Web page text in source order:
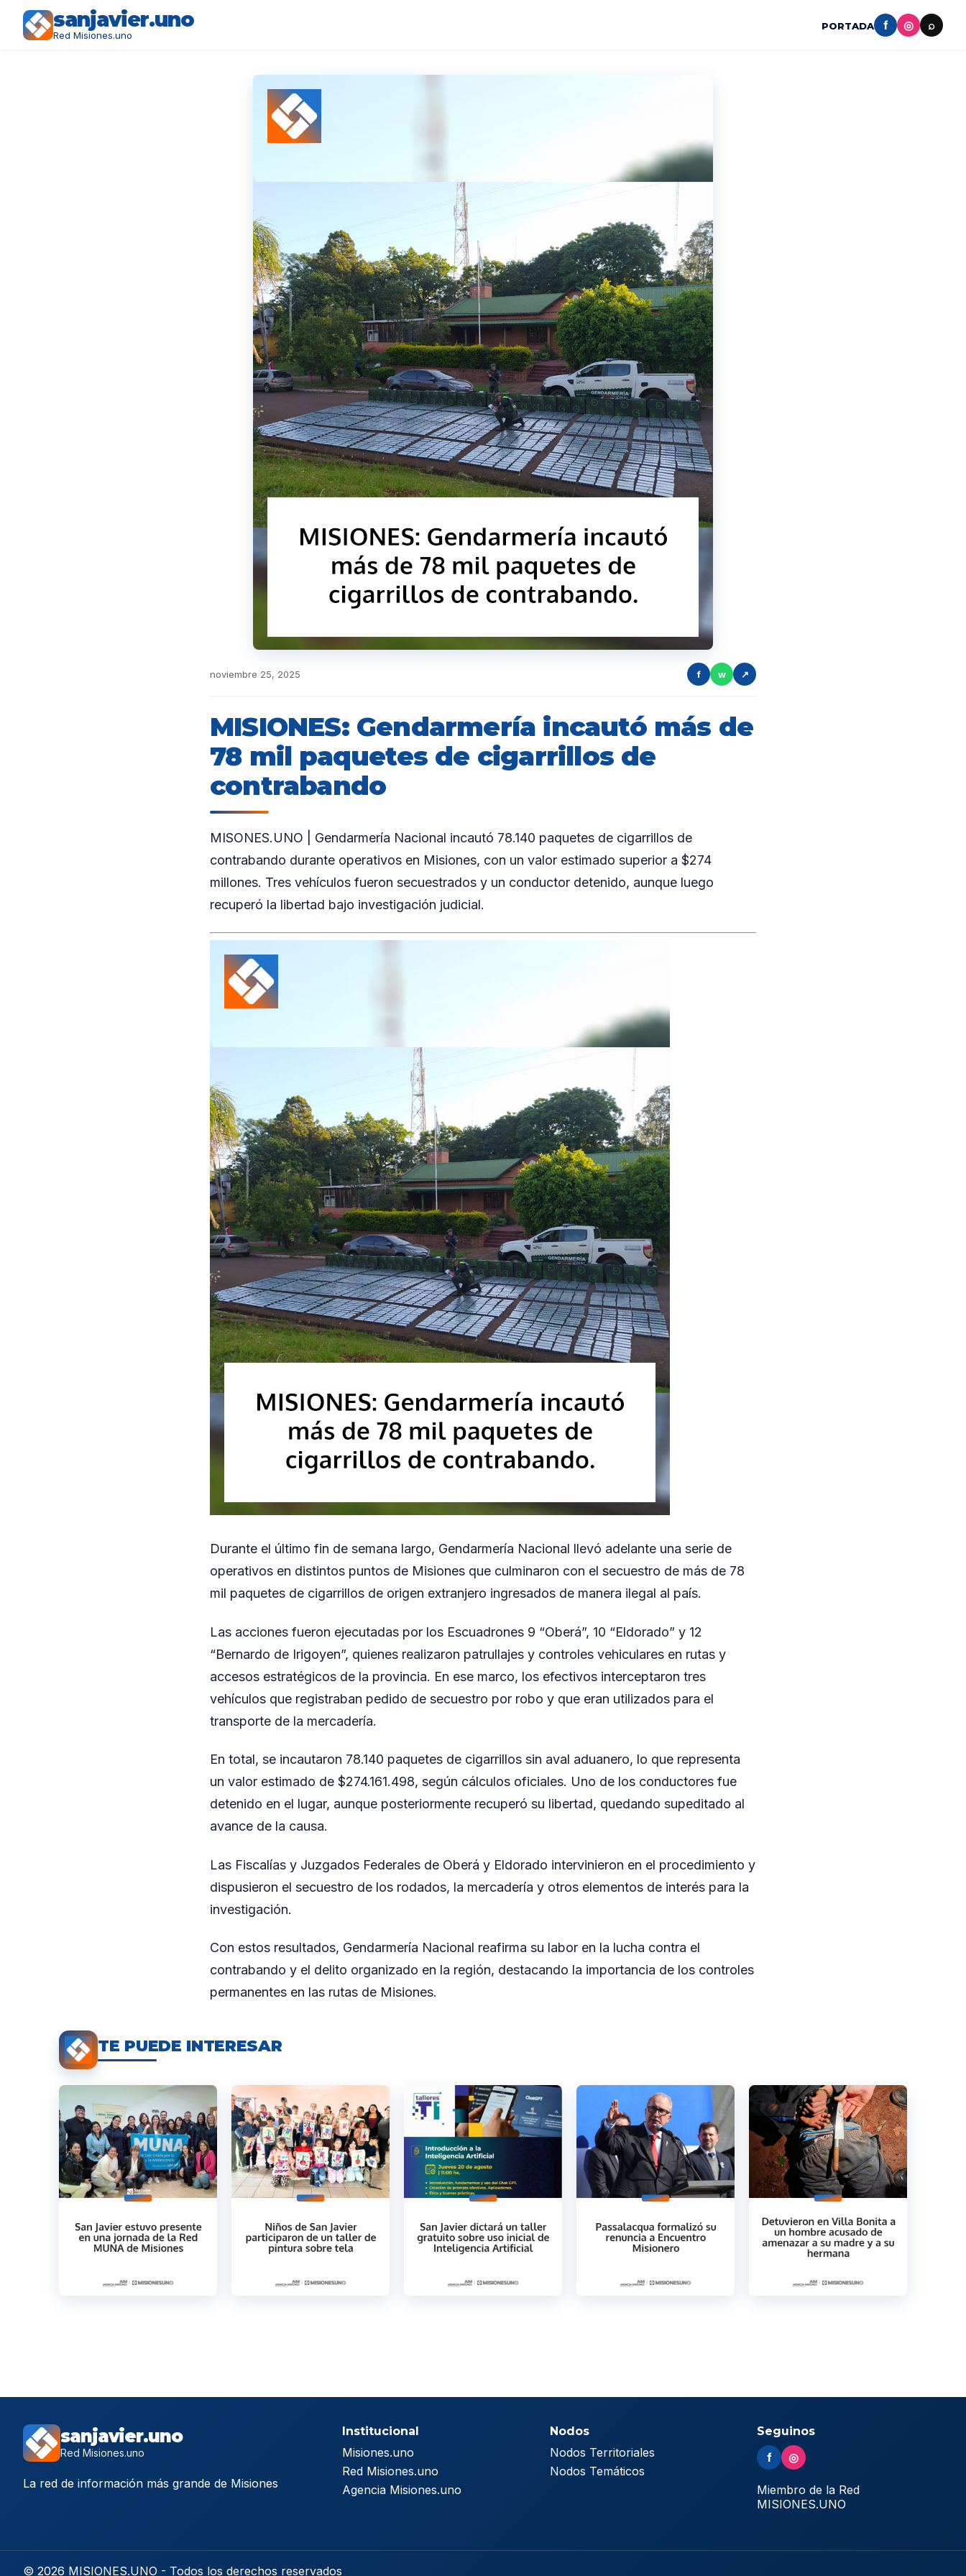
sanjavier.uno
Red Misiones.uno
PORTADA f ◎ ⌕
noviembre 25, 2025 f w ↗
MISIONES: Gendarmería incautó más de
78 mil paquetes de cigarrillos de
contrabando
MISONES.UNO | Gendarmería Nacional incautó 78.140 paquetes de cigarrillos de
contrabando durante operativos en Misiones, con un valor estimado superior a $274
millones. Tres vehículos fueron secuestrados y un conductor detenido, aunque luego
recuperó la libertad bajo investigación judicial.
Durante el último fin de semana largo, Gendarmería Nacional llevó adelante una serie de
operativos en distintos puntos de Misiones que culminaron con el secuestro de más de 78
mil paquetes de cigarrillos de origen extranjero ingresados de manera ilegal al país.
Las acciones fueron ejecutadas por los Escuadrones 9 “Oberá”, 10 “Eldorado” y 12
“Bernardo de Irigoyen”, quienes realizaron patrullajes y controles vehiculares en rutas y
accesos estratégicos de la provincia. En ese marco, los efectivos interceptaron tres
vehículos que registraban pedido de secuestro por robo y que eran utilizados para el
transporte de la mercadería.
En total, se incautaron 78.140 paquetes de cigarrillos sin aval aduanero, lo que representa
un valor estimado de $274.161.498, según cálculos oficiales. Uno de los conductores fue
detenido en el lugar, aunque posteriormente recuperó su libertad, quedando supeditado al
avance de la causa.
Las Fiscalías y Juzgados Federales de Oberá y Eldorado intervinieron en el procedimiento y
dispusieron el secuestro de los rodados, la mercadería y otros elementos de interés para la
investigación.
Con estos resultados, Gendarmería Nacional reafirma su labor en la lucha contra el
contrabando y el delito organizado en la región, destacando la importancia de los controles
permanentes en las rutas de Misiones.
TE PUEDE INTERESAR
sanjavier.uno
Red Misiones.uno
La red de información más grande de Misiones
Institucional
Misiones.uno
Red Misiones.uno
Agencia Misiones.uno
Nodos
Nodos Territoriales
Nodos Temáticos
Seguinos
f ◎
Miembro de la Red
MISIONES.UNO
© 2026 MISIONES.UNO - Todos los derechos reservados